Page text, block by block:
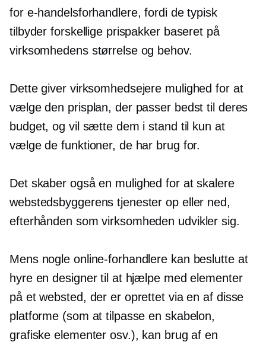
for e-handelsforhandlere, fordi de typisk
tilbyder forskellige prispakker baseret på
virksomhedens størrelse og behov.
Dette giver virksomhedsejere mulighed for at
vælge den prisplan, der passer bedst til deres
budget, og vil sætte dem i stand til kun at
vælge de funktioner, de har brug for.
Det skaber også en mulighed for at skalere
webstedsbyggerens tjenester op eller ned,
efterhånden som virksomheden udvikler sig.
Mens nogle online-forhandlere kan beslutte at
hyre en designer til at hjælpe med elementer
på et websted, der er oprettet via en af ​​disse
platforme (som at tilpasse en skabelon,
grafiske elementer osv.), kan brug af en